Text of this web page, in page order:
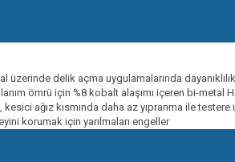
üzerinde delik açma uygulamalarında
ömrü için %8 kobalt alaşımı içeren bi-metal
ağız kısmında daha az yıpranma ile
korumak için yarılmaları engeller